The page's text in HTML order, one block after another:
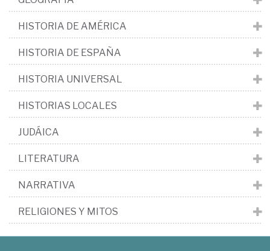
HISTORIA DE AMÉRICA
HISTORIA DE ESPAÑA
HISTORIA UNIVERSAL
HISTORIAS LOCALES
JUDÁICA
LITERATURA
NARRATIVA
RELIGIONES Y MITOS